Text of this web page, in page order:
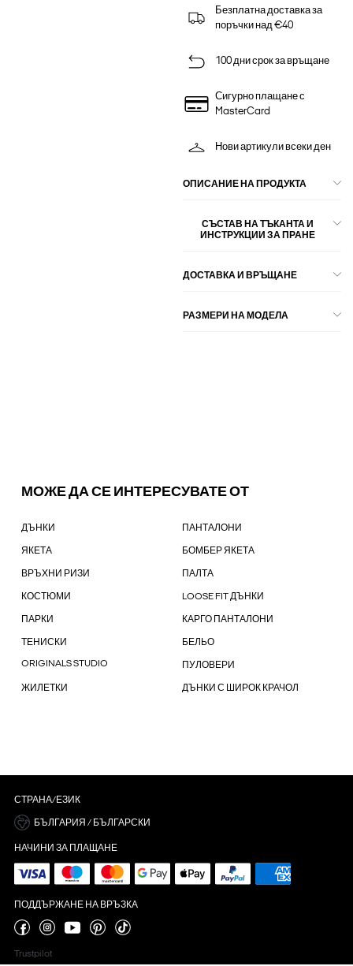
Безплатна доставка за
поръчки над €40
100 дни срок за връщане
Сигурно плащане с
MasterCard
Нови артикули всеки ден
ОПИСАНИЕ НА ПРОДУКТА
СЪСТАВ НА ТЪКАНТА И
ИНСТРУКЦИИ ЗА ПРАНЕ
ДОСТАВКА И ВРЪЩАНЕ
РАЗМЕРИ НА МОДЕЛА
МОЖЕ ДА СЕ ИНТЕРЕСУВАТЕ ОТ
ДЪНКИ ПАНТАЛОНИ
ЯКЕТА БОМБЕР ЯКЕТА
ВРЪХНИ РИЗИ ПАЛТА
КОСТЮМИ LOOSE FIT ДЪНКИ
ПАРКИ КАРГО ПАНТАЛОНИ
ТЕНИСКИ БЕЛЬО
ORIGINALS STUDIO ПУЛОВЕРИ
ЖИЛЕТКИ ДЪНКИ С ШИРОК КРАЧОЛ
СТРАНА/ЕЗИК
БЪЛГАРИЯ / БЪЛГАРСКИ
НАЧИНИ ЗА ПЛАЩАНЕ
ПОДДЪРЖАНЕ НА ВРЪЗКА
Trustpilot